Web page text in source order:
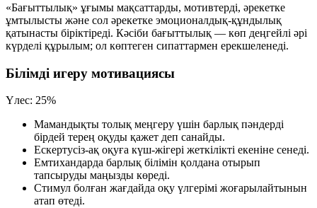
«Бағыттылық» ұғымы мақсаттарды, мотивтерді, әрекетке
ұмтылысты және сол әрекетке эмоционалдық-құндылық
қатынасты біріктіреді. Кәсіби бағыттылық — көп деңгейлі әрі
күрделі құрылым; ол көптеген сипаттармен ерекшеленеді.
Білімді игеру мотивациясы
Үлес: 25%
Мамандықты толық меңгеру үшін барлық пәндерді
бірдей терең оқуды қажет деп санайды.
Ескертусіз-ақ оқуға күш-жігері жеткілікті екеніне сенеді.
Емтихандарда барлық білімін қолдана отырып
тапсыруды маңызды көреді.
Стимул болған жағдайда оқу үлгерімі жоғарылайтынын
атап өтеді.